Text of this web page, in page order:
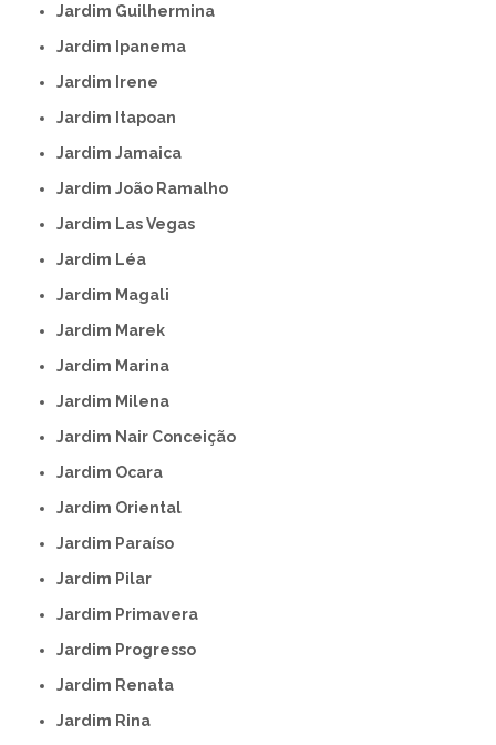
Jardim Guilhermina
Jardim Ipanema
Jardim Irene
Jardim Itapoan
Jardim Jamaica
Jardim João Ramalho
Jardim Las Vegas
Jardim Léa
Jardim Magali
Jardim Marek
Jardim Marina
Jardim Milena
Jardim Nair Conceição
Jardim Ocara
Jardim Oriental
Jardim Paraíso
Jardim Pilar
Jardim Primavera
Jardim Progresso
Jardim Renata
Jardim Rina